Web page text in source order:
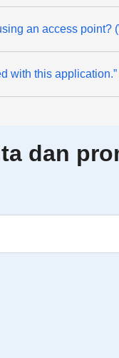
an access point?
with this
dan